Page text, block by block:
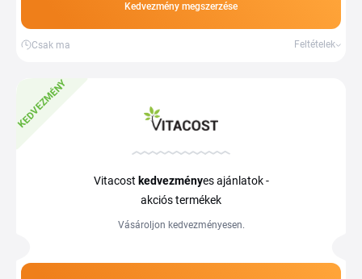
Kedvezmény megszerzése
Csak ma Feltételek
KEDVEZMÉNY
Vitacost kedvezményes ajánlatok -
akciós termékek
Vásároljon kedvezményesen.